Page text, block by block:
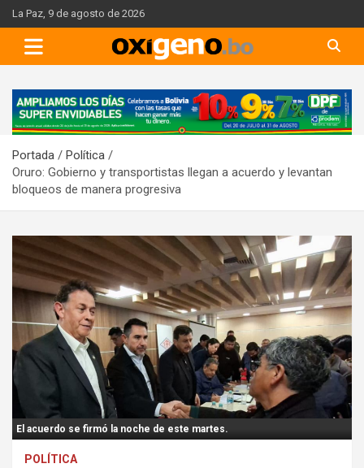
Skip
to
content
La Paz, 9 de agosto de 2026
A
d
e
r
t
e
m
e
n
Portada
Política
Oruro: Gobierno y transportistas llegan a acuerdo y levantan
bloqueos de manera progresiva
El acuerdo se firmó la noche de este martes.
POLÍTICA